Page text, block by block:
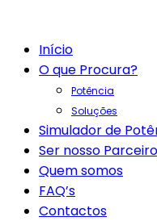
Início
O que Procura?
Potência
Soluções
Simulador de
Ser nosso Parceiro
Quem somos
FAQ’s
Contactos